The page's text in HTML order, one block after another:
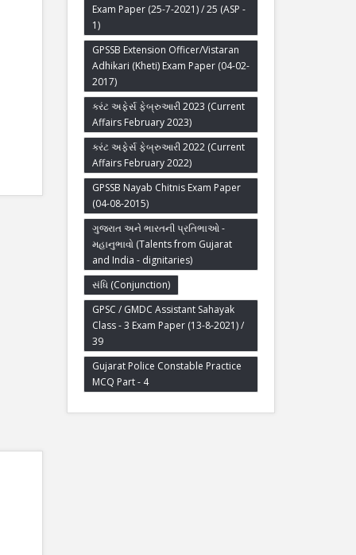
Exam Paper (25-7-2021) / 25 (ASP -
1)
GPSSB Extension Officer/Vistaran
Adhikari (Kheti) Exam Paper (04-02-
2017)
કરંટ અફેર્સ ફેબ્રુઆરી 2023 (Current
Affairs February 2023)
કરંટ અફેર્સ ફેબ્રુઆરી 2022 (Current
Affairs February 2022)
GPSSB Nayab Chitnis Exam Paper
(04-08-2015)
ગુજરાત અને ભારતની પ્રતિભાઓ -
મહાનુભાવો (Talents from Gujarat
and India - dignitaries)
સંધિ (Conjunction)
GPSC / GMDC Assistant Sahayak
Class - 3 Exam Paper (13-8-2021) /
39
Gujarat Police Constable Practice
MCQ Part - 4